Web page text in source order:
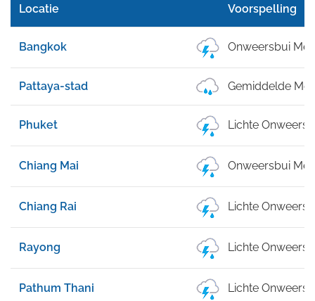
Locatie Voorspelling
Bangkok Onweersbui
Pattaya-stad Gemiddelde
Phuket Lichte
Chiang Mai Onweersbui
Chiang Rai Lichte
Rayong Lichte
Pathum Thani Lichte